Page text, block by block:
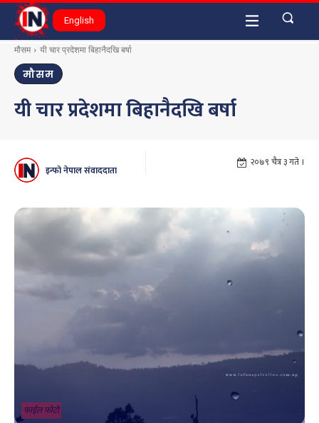
English
मौसम यी चार प्रदेशमा बिहानैदखि बर्षा
मौसम
यी चार प्रदेशमा बिहानैदखि बर्षा
इन्फो नेपाल संवाददाता
२०७९ चैत्र ३ गते ।
फाईल फोटो